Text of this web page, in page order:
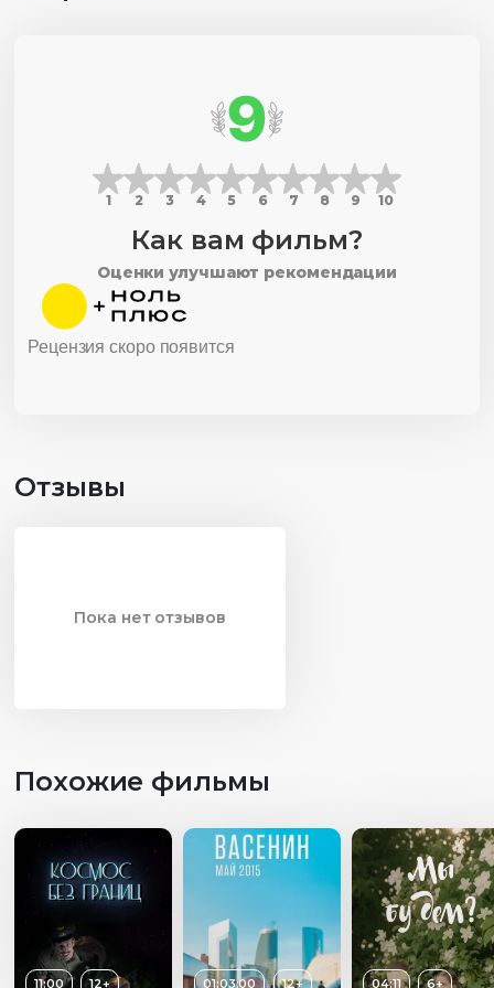
9
1 2 3 4 5 6 7 8 9 10
Как вам фильм?
Оценки улучшают рекомендации
Рецензия скоро появится
Отзывы
Пока нет отзывов
Похожие фильмы
11:00 12+ 01:03:00 12+ 04:11 6+